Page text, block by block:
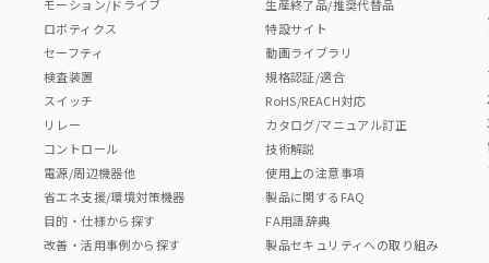
モーション/ドライブ
ロボティクス
セーフティ
検査装置
スイッチ
リレー
コントロール
電源/周辺機器他
省エネ支援/環境対策機器
目的・仕様から探す
改善・活用事例から探す
生産終了品/推奨代替品
特設サイト
動画ライブラリ
規格認証/適合
RoHS/REACH対応
カタログ/マニュアル訂正
技術解説
使用上の注意事項
製品に関するFAQ
FA用語辞典
製品セキュリティへの取り組み